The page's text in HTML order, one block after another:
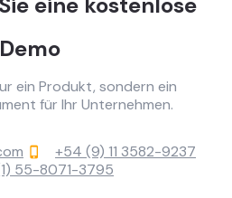
Demo
ein Produkt, sondern ein
für Ihr Unternehmen.
phone_iphone +54 (9) 11 3582-9237
55-8071-3795